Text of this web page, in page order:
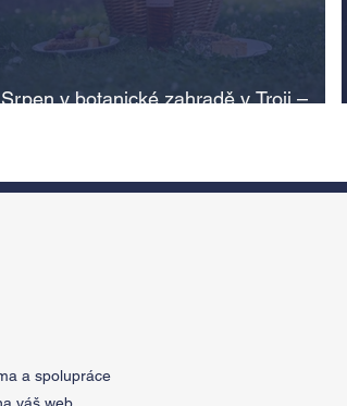
Srpen v botanické zahradě v Troji –
a spolupráce